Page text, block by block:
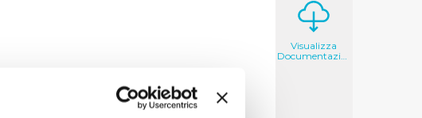
Visualizza
Documentazione